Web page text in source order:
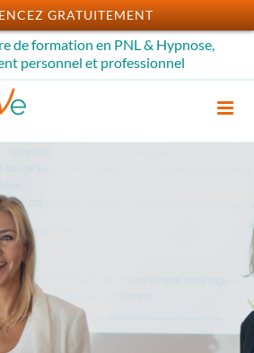
de formation en PNL & Hypnose,
personnel et professionnel
GRATUITEMENT